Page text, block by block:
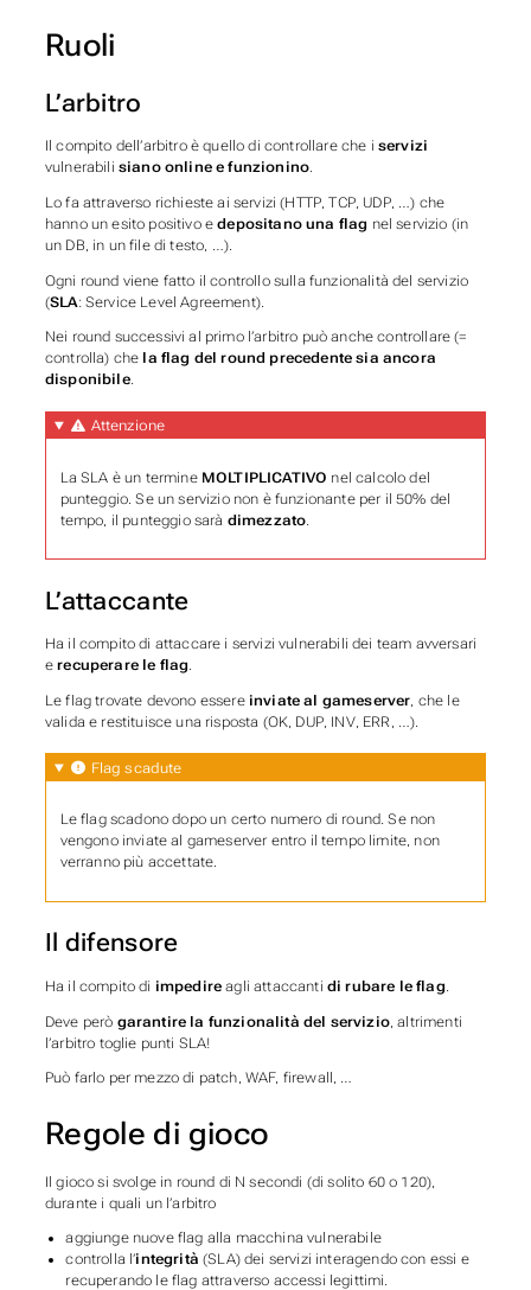
Ruoli
L’arbitro
Il compito dell’arbitro è quello di controllare che i servizi
vulnerabili siano online e funzionino.
Lo fa attraverso richieste ai servizi (HTTP, TCP, UDP, …) che
hanno un esito positivo edepositano una flag nel servizio (in
un DB, in un file di testo, …).
Ogni round viene fatto il controllo sulla funzionalità del servizio
(SLA: Service Level Agreement).
Nei round successivi al primo l’arbitro può anche controllare (=
controlla) che la flag del round precedente sia ancora
disponibile.
Attenzione
La SLA è un termine MOLTIPLICATIVO nel calcolo del
punteggio. Se un servizio non è funzionante per il 50% del
tempo, il punteggio sarà dimezzato
L’attaccante
Ha il compito di attaccare i servizi vulnerabili dei team avversari
erecuperare le flag.
Le flag trovate devono essere inviate al gameserver, che le
valida e restituisce una risposta (OK, DUP, INV, ERR, …).
Flag scadute
Le flag scadono dopo un certo numero di round. Se non
vengono inviate al gameserver entro il tempo limite, non
verranno più accettate.
Il difensore
Ha il compito di impedire agli attaccanti di rubare le flag.
Deve però garantire la funzionalità del servizio, altrimenti
l’arbitro toglie punti SLA!
Può farlo per mezzo di patch, WAF, firewall, …
Regole di gioco
Il gioco si svolge in round di N secondi (di solito 60 o 120),
durante i quali un l’arbitro
aggiunge nuove flag alla macchina vulnerabile
controlla l’integrità (SLA) dei servizi interagendo con essi e
recuperando le flag attraverso accessi legittimi.